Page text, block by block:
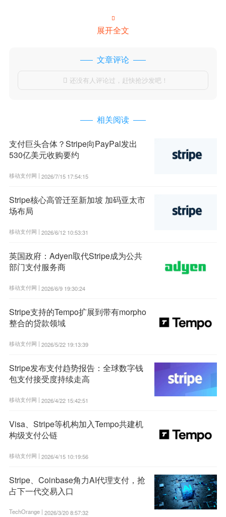

展开全文
文章评论
 还没有人评论过，赶快抢沙发吧！
相关阅读
支付巨头合体？Stripe向PayPal发出
530亿美元收购要约
移动支付网 | 2026/7/15 17:54:15
Stripe核心高管迁至新加坡 加码亚太市
场布局
移动支付网 | 2026/6/12 10:53:31
英国政府：Adyen取代Stripe成为公共
部门支付服务商
移动支付网 | 2026/6/9 19:30:24
Stripe支持的Tempo扩展到带有morpho
整合的贷款领域
移动支付网 | 2026/5/22 19:13:39
Stripe发布支付趋势报告：全球数字钱
包支付接受度持续走高
移动支付网 | 2026/4/22 15:42:51
Visa、Stripe等机构加入Tempo共建机
构级支付公链
移动支付网 | 2026/4/15 10:19:56
Stripe、Coinbase角力AI代理支付，抢
占下一代交易入口
TechOrange | 2026/3/20 8:57:32